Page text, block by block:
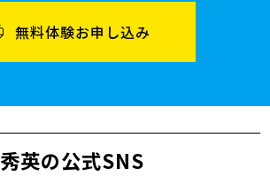
無料体験お申し込み
秀英の公式SNS